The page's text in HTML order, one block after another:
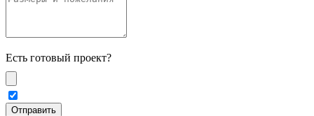
Есть готовый проект?